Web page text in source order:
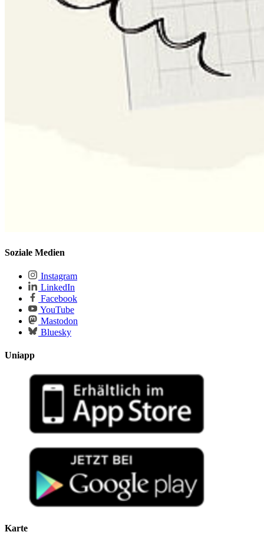
Soziale Medien
Instagram
LinkedIn
Facebook
YouTube
Mastodon
Bluesky
Uniapp
Karte